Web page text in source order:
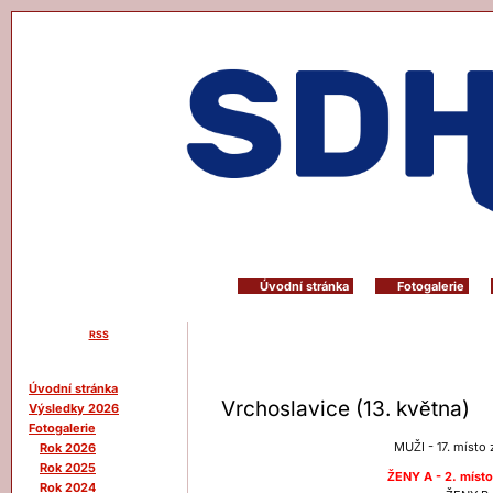
Úvodní stránka Fotogalerie
RSS
Úvodní stránka
Výsledky 2026
Fotogalerie
Rok 2026
Rok 2025
Rok 2024
Vrchoslavice (13. května)
MUŽI - 17.
ŽENY A - 2.